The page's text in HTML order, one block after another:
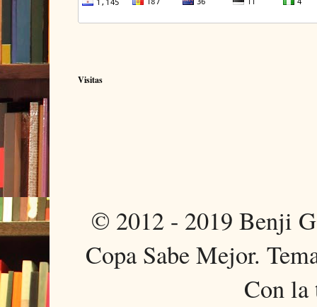
Visitas
© 2012 - 2019 Benji
Copa Sabe Mejor.
Con